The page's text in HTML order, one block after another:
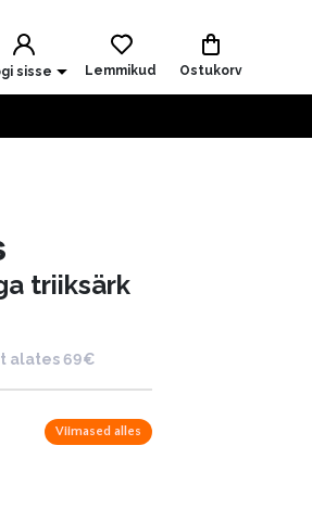
sisse Lemmikud Ostukorv
triiksärk
alates 69€
Viimased alles